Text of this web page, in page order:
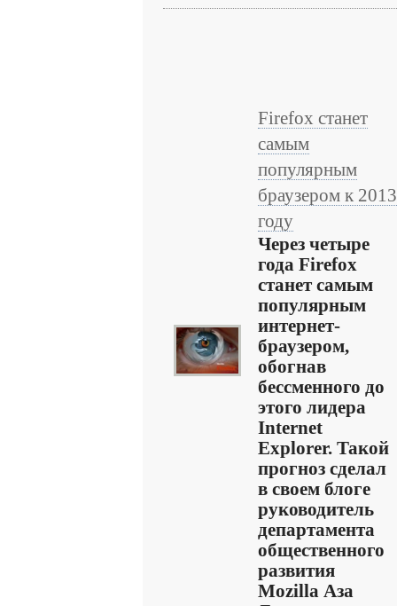
Firefox станет
самым
популярным
браузером к 2013
году
Через четыре
года Firefox
станет самым
популярным
интернет-
браузером,
обогнав
бессменного до
этого лидера
Internet
Explorer. Такой
прогноз сделал
в своем блоге
руководитель
департамента
общественного
развития
Mozilla Аза